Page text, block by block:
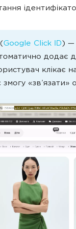
Google Click ID) —
додає
клікає
«зв’язати»